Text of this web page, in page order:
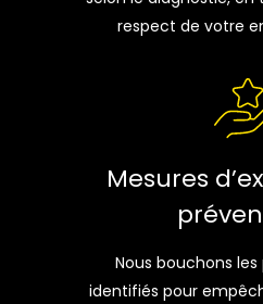
respect de votre
Mesures
Nous bouchons les
identifiés pour